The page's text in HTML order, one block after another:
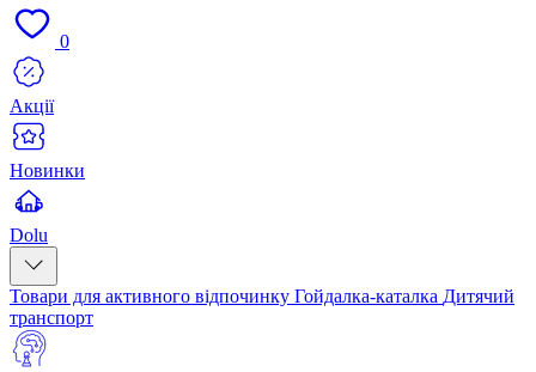
0
Акції
Новинки
Dolu
Товари для активного відпочинку Гойдалка-каталка Дитячий
транспорт